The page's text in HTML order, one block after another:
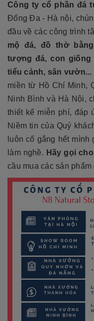
Công ty cổ phần đá
Đống Đa - Hà nội,
đầu về các công trình
mộ đá, đồ thờ
tượng đá, con giống
tiểu cảnh, sân vườn...
miền từ Hồ Chí Minh,
Ninh Bình và Hà Nội,
thiết kế miễn phí, đáp
Niềm tin của Quý
luôn cố gắng hết
làm nghề. Hãy gọi
cầu mua các sản